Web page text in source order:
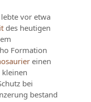
vor etwa
des heutigen
Formation
einen
kleinen
bei
bestand